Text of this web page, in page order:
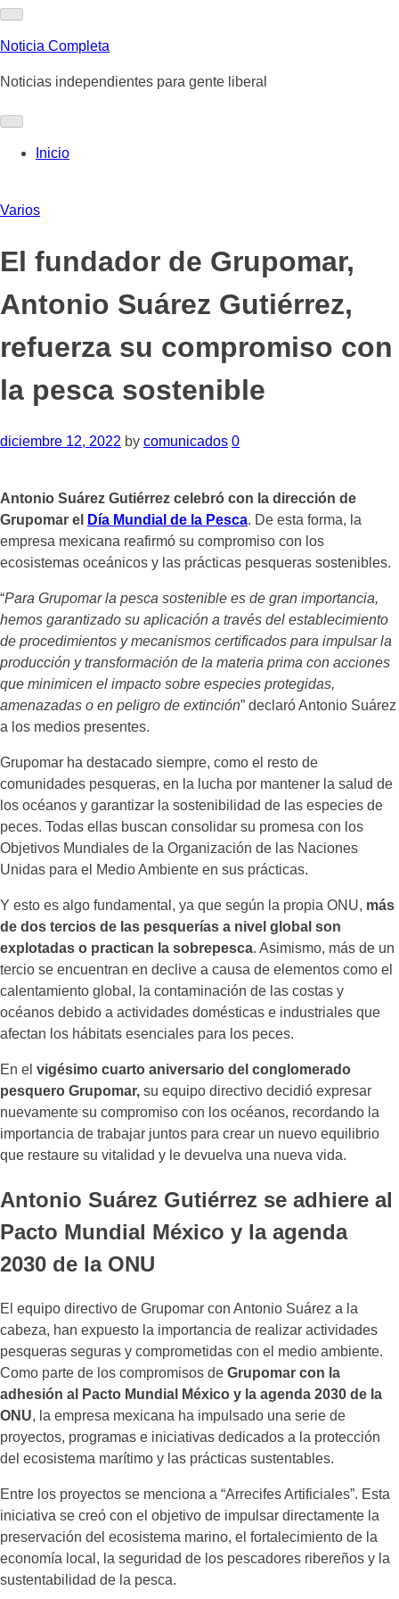
Skip
content
Noticia Completa
Noticias independientes para gente liberal
Inicio
Varios
El fundador de Grupomar,
Antonio Suárez Gutiérrez,
refuerza su compromiso con
la pesca sostenible
diciembre 12, 2022 by comunicados 0
Antonio Suárez Gutiérrez celebró con la dirección de
Grupomar el
Día Mundial de la Pesca. De esta forma, la
empresa mexicana reafirmó su compromiso con los
ecosistemas oceánicos y las prácticas pesqueras sostenibles.
“Para Grupomar la pesca sostenible es de gran importancia,
hemos garantizado su aplicación a través del establecimiento
de procedimientos y mecanismos certificados para impulsar la
producción y transformación de la materia prima con acciones
que minimicen el impacto sobre especies protegidas,
amenazadas o en peligro de extinción” declaró Antonio Suárez
a los medios presentes.
Grupomar ha destacado siempre, como el resto de
comunidades pesqueras, en la lucha por mantener la salud de
los océanos y garantizar la sostenibilidad de las especies de
peces. Todas ellas buscan consolidar su promesa con los
Objetivos Mundiales de la Organización de las Naciones
Unidas para el Medio Ambiente en sus prácticas.
Y esto es algo fundamental, ya que según la propia ONU, más
de dos tercios de las pesquerías a nivel global son
explotadas o practican la sobrepesca. Asimismo, más de un
tercio se encuentran en declive a causa de elementos como el
calentamiento global, la contaminación de las costas y
océanos debido a actividades domésticas e industriales que
afectan los hábitats esenciales para los peces.
En el vigésimo cuarto aniversario del conglomerado
pesquero Grupomar, su equipo directivo decidió expresar
nuevamente su compromiso con los océanos, recordando la
importancia de trabajar juntos para crear un nuevo equilibrio
que restaure su vitalidad y le devuelva una nueva vida.
Antonio Suárez Gutiérrez se adhiere al
Pacto Mundial México y la agenda
2030 de la ONU
El equipo directivo de Grupomar con Antonio Suárez a la
cabeza, han expuesto la importancia de realizar actividades
pesqueras seguras y comprometidas con el medio ambiente.
Como parte de los compromisos de Grupomar con la
adhesión al Pacto Mundial México y la agenda 2030 de la
ONU, la empresa mexicana ha impulsado una serie de
proyectos, programas e iniciativas dedicados a la protección
del ecosistema marítimo y las prácticas sustentables.
Entre los proyectos se menciona a “Arrecifes Artificiales”. Esta
iniciativa se creó con el objetivo de impulsar directamente la
preservación del ecosistema marino, el fortalecimiento de la
economía local, la seguridad de los pescadores ribereños y la
sustentabilidad de la pesca.